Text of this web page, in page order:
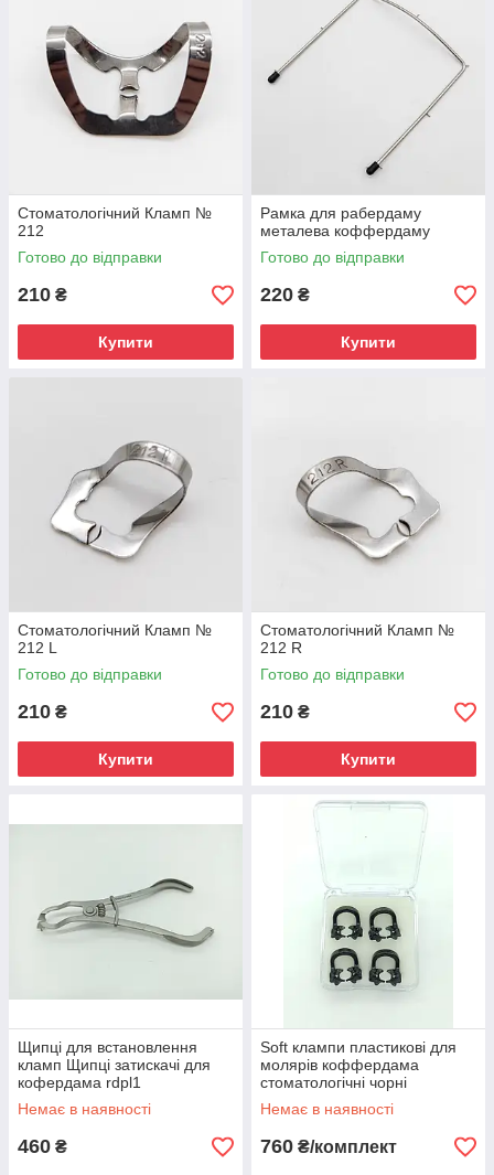
Стоматологічний Кламп №
212
Готово до відправки
210 ₴
Купити
Рамка для рабердаму
металева коффердаму
Готово до відправки
220 ₴
Купити
Стоматологічний Кламп №
212 L
Готово до відправки
210 ₴
Купити
Стоматологічний Кламп №
212 R
Готово до відправки
210 ₴
Купити
Щипці для встановлення
кламп Щипці затискачі для
кофердама rdpl1
Немає в наявності
460 ₴
Soft клампи пластикові для
молярів коффердама
стоматологічні чорні
Немає в наявності
760 ₴/комплект